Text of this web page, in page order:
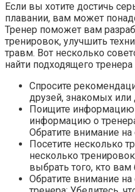
Если вы хотите достичь
плавании, вам может
Тренер поможет вам
тренировок, улучшить
травм. Вот несколько
найти подходящего
Спросите
друзей, знакомых или
Поищите информацию
информацию о
Обратите внимание
Посетите несколько
несколько
выбрать того, кто
Обратите внимание